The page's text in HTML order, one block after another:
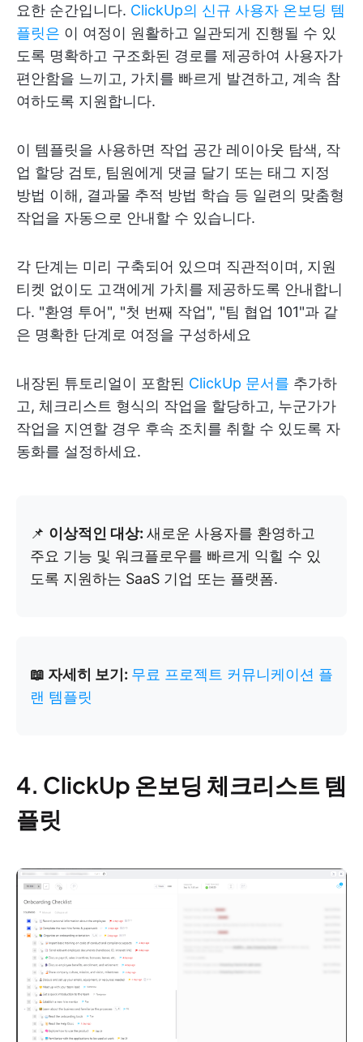
요한 순간입니다. ClickUp의 신규 사용자 온보딩 템
플릿은 이 여정이 원활하고 일관되게 진행될 수 있
도록 명확하고 구조화된 경로를 제공하여 사용자가
편안함을 느끼고, 가치를 빠르게 발견하고, 계속 참
여하도록 지원합니다.
이 템플릿을 사용하면 작업 공간 레이아웃 탐색, 작
업 할당 검토, 팀원에게 댓글 달기 또는 태그 지정
방법 이해, 결과물 추적 방법 학습 등 일련의 맞춤형
작업을 자동으로 안내할 수 있습니다.
각 단계는 미리 구축되어 있으며 직관적이며, 지원
티켓 없이도 고객에게 가치를 제공하도록 안내합니
다. "환영 투어", "첫 번째 작업", "팀 협업 101"과 같
은 명확한 단계로 여정을 구성하세요
내장된 튜토리얼이 포함된 ClickUp 문서를 추가하
고, 체크리스트 형식의 작업을 할당하고, 누군가가
작업을 지연할 경우 후속 조치를 취할 수 있도록 자
동화를 설정하세요.
📌 이상적인 대상: 새로운 사용자를 환영하고
주요 기능 및 워크플로우를 빠르게 익힐 수 있
도록 지원하는 SaaS 기업 또는 플랫폼.
📖 자세히 보기: 무료 프로젝트 커뮤니케이션 플
랜 템플릿
4. ClickUp 온보딩 체크리스트 템
플릿